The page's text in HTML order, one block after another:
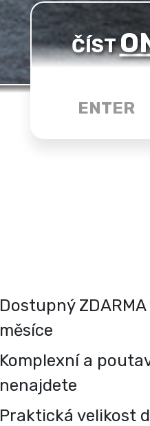
ČÍST
ENTER
Dostupný
měsíce
Komplexní a
nenajdete
Praktická velikost